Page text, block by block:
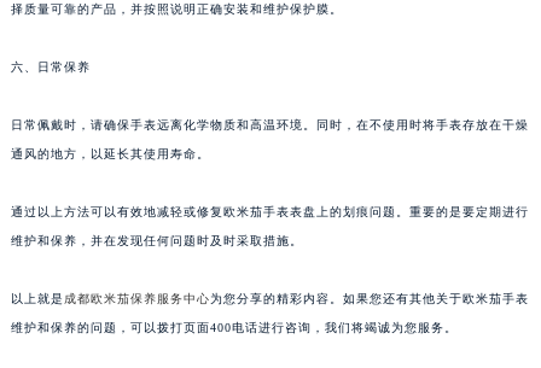
择质量可靠的产品，并按照说明正确安装和维护保护膜。
六、日常保养
日常佩戴时，请确保手表远离化学物质和高温环境。同时，在不使用时将手表存放在干燥
通风的地方，以延长其使用寿命。
通过以上方法可以有效地减轻或修复欧米茄手表表盘上的划痕问题。重要的是要定期进行
维护和保养，并在发现任何问题时及时采取措施。
以上就是 成都欧米茄保养服务中心为您分享的精彩内容。如果您还有其他关于欧米茄手表
维护和保养的问题，可以拨打页面400电话进行咨询，我们将竭诚为您服务。